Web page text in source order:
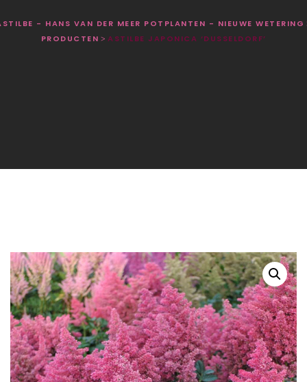
- HANS VAN DER MEER POTPLANTEN - NIEUWE WETERING
PRODUCTEN > ASTILBE JAPONICA ‘DUSSELDORF’